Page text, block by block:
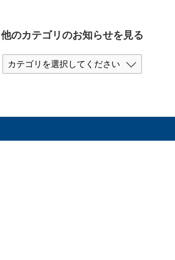
他のカテゴリのお知らせを見る